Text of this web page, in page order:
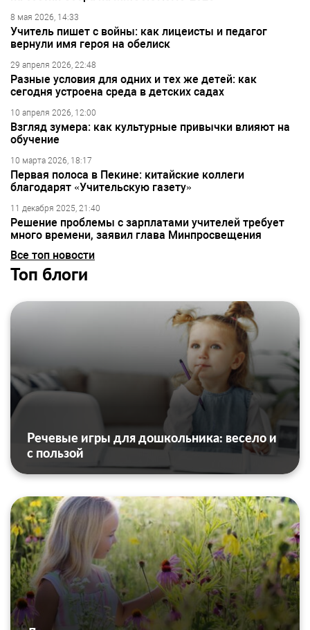
8 мая 2026, 14:33
Учитель пишет с войны: как лицеисты и педагог
вернули имя героя на обелиск
29 апреля 2026, 22:48
Разные условия для одних и тех же детей: как
сегодня устроена среда в детских садах
10 апреля 2026, 12:00
Взгляд зумера: как культурные привычки влияют на
обучение
10 марта 2026, 18:17
Первая полоса в Пекине: китайские коллеги
благодарят «Учительскую газету»
11 декабря 2025, 21:40
Решение проблемы с зарплатами учителей требует
много времени, заявил глава Минпросвещения
Все топ новости
Топ блоги
Речевые игры для дошкольника: весело и
с пользой